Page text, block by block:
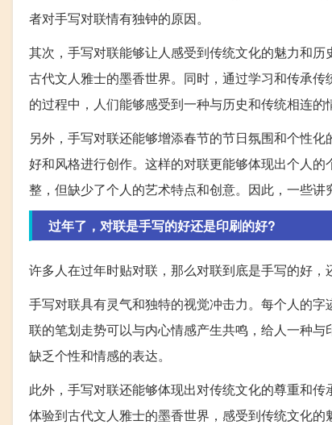
者对手写对联情有独钟的原因。
其次，手写对联能够让人感受到传统文化的魅力和
古代文人雅士的墨香世界。同时，通过学习和传承
的过程中，人们能够感受到一种与历史和传统相连的
另外，手写对联还能够增添春节的节日氛围和个性
好和风格进行创作。这样的对联更能够体现出个人
整，但缺少了个人的艺术特点和创意。因此，一些讲
过年了，对联是手写的好还是印刷的好?
许多人在过年时贴对联，那么对联到底是手写的好，
手写对联具有灵气和独特的视觉冲击力。每个人的
联的笔划走势可以与内心情感产生共鸣，给人一种
缺乏个性和情感的表达。
此外，手写对联还能够体现出对传统文化的尊重和
体验到古代文人雅士的墨香世界，感受到传统文化的